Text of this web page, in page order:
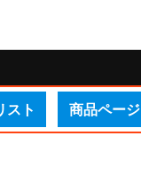
スト 商品ページ